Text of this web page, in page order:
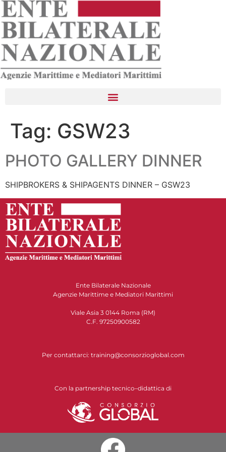
Tag: GSW23
PHOTO GALLERY DINNER
SHIPBROKERS & SHIPAGENTS DINNER – GSW23
Ente Bilaterale Nazionale
Agenzie Marittime e Mediatori Marittimi
Viale Asia 3 0144 Roma (RM)
C.F. 97250900582
Per contattarci: training@consorzioglobal.com
Con la partnership tecnico–didattica di